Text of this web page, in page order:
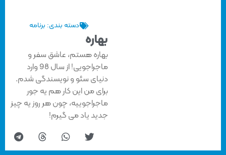
دسته بندی: برنامه
بهاره
بهاره هستم، عاشق سفر و
ماجراجویی! از سال 98 وارد
دنیای سئو و نویسندگی شدم.
برای من این کار هم یه جور
ماجراجوییه، چون هر روز یه چیز
جدید یاد می گیرم!